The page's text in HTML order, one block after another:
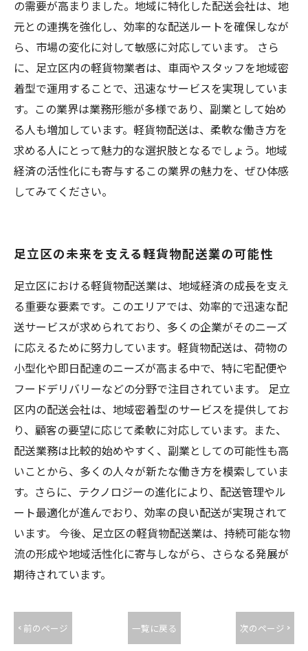
の需要が高まりました。地域に特化した配送会社は、地
元との連携を強化し、効率的な配送ルートを確保しなが
ら、市場の変化に対して敏感に対応しています。 さら
に、足立区内の軽貨物業者は、車両やスタッフを地域密
着型で運用することで、迅速なサービスを実現していま
す。この業界は業務形態が多様であり、副業として始め
る人も増加しています。軽貨物配送は、柔軟な働き方を
求める人にとって魅力的な選択肢となるでしょう。地域
経済の活性化にも寄与するこの業界の魅力を、ぜひ体感
してみてください。
足立区の未来を支える軽貨物配送業の可能性
足立区における軽貨物配送業は、地域経済の成長を支え
る重要な要素です。このエリアでは、効率的で迅速な配
送サービスが求められており、多くの企業がそのニーズ
に応えるために努力しています。軽貨物配送は、荷物の
小型化や即日配達のニーズが高まる中で、特に宅配便や
フードデリバリーなどの分野で注目されています。 足立
区内の配送会社は、地域密着型のサービスを提供してお
り、顧客の要望に応じて柔軟に対応しています。また、
配送業務は比較的始めやすく、副業としての可能性も高
いことから、多くの人々が新たな働き方を模索していま
す。さらに、テクノロジーの進化により、配送管理やル
ート最適化が進んでおり、効率の良い配送が実現されて
います。 今後、足立区の軽貨物配送業は、持続可能な物
流の形成や地域活性化に寄与しながら、さらなる発展が
期待されています。
< 前のページ 一覧に戻る 次のページ >